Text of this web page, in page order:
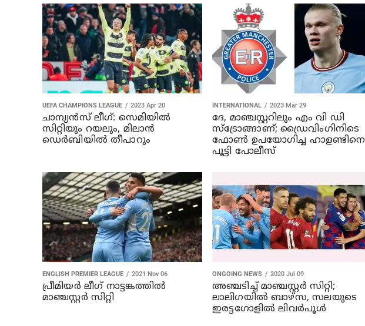
UEFA CHAMPIONS LEAGUE 2023 Apr 20
ചാമ്പ്യന്‍സ് ലീഗ്: സെമിയില്‍
സിറ്റിയും റയലും, മിലാന്‍
ഡെര്‍ബിയിൽ തീപാറും
INTERNATIONAL 2023 Mar 29
ദേ, മാഞ്ചസ്റ്ററിലും എം വി ഡി
സ്ട്രോങ്ങാണ്; ഡ്രൈവിംഗിനിടെ
ഫോണ്‍ ഉപയോഗിച്ച ഹാളണ്ടിനെ
പൂട്ടി പോലീസ്
ENGLISH PREMIER LEAGUE 2021 Nov 06
പ്രീമിയര്‍ ലീഗ് നാട്ടങ്കത്തില്‍
മാഞ്ചസ്റ്റര്‍ സിറ്റി
ONGOING NEWS 2020 Jul 09
അഞ്ചടിച്ച് മാഞ്ചസ്റ്റര്‍ സിറ്റി;
ലാലിഗയില്‍ ബാഴ്‌സ, സലയുടെ
ഇരട്ടഗോളില്‍ ലിവര്‍പൂള്‍